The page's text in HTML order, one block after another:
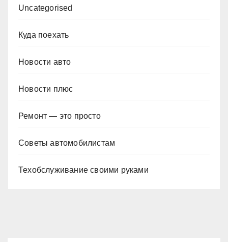
Uncategorised
Куда поехать
Новости авто
Новости плюс
Ремонт — это просто
Советы автомобилистам
Техобслуживание своими руками